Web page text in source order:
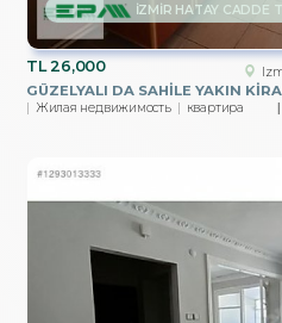
TL26,000
GÜZELYALI DA SAHİLE YAKIN
Жилая недвижимость квартира
İZMİR HATAY CADDE